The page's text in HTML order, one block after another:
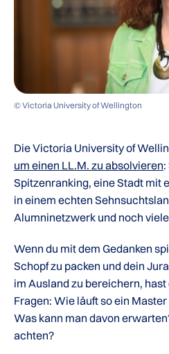
© Victoria University of Wellington
Die Victoria University of
um einen LL.M. zu absolvieren
Spitzenranking, eine Stadt mit
in einem echten
Alumninetzwerk und noch
Wenn du mit dem Gedanken
Schopf zu packen und dein
im Ausland zu bereichern,
Fragen: Wie läuft so ein
Was kann man davon
achten?